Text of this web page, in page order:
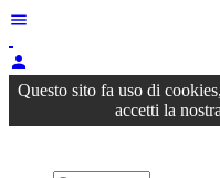
menu
person
Questo sito fa uso di
accetti la nostra